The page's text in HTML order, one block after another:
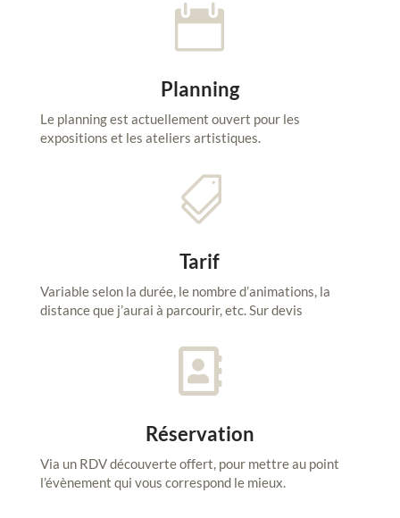

Planning
Le planning est actuellement ouvert pour les
expositions et les ateliers artistiques.

Tarif
Variable selon la durée, le nombre d’animations, la
distance que j’aurai à parcourir, etc. Sur devis

Réservation
Via un RDV découverte offert, pour mettre au point
l’évènement qui vous correspond le mieux.